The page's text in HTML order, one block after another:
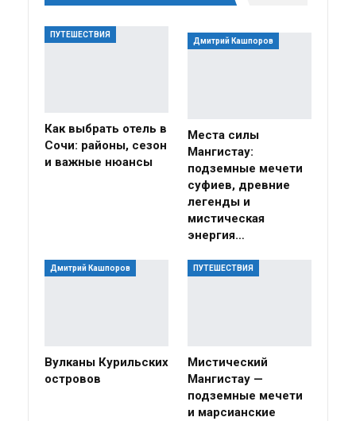
ПУТЕШЕСТВИЯ
Как выбрать отель в
Сочи: районы, сезон
и важные нюансы
Дмитрий Кашпоров
Места силы
Мангистау:
подземные мечети
суфиев, древние
легенды и
мистическая
энергия…
Дмитрий Кашпоров
Вулканы Курильских
островов
ПУТЕШЕСТВИЯ
Мистический
Мангистау —
подземные мечети
и марсианские